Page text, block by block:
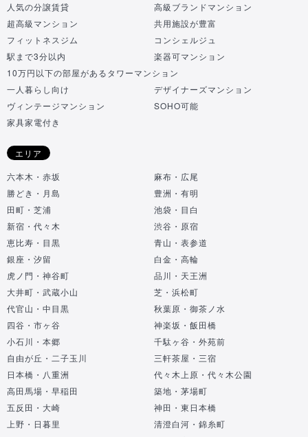
人気の分譲賃貸
高級ブランドマンション
超高級マンション
共用施設が豊富
フィットネスジム
コンシェルジュ
駅まで3分以内
楽器可マンション
10万円以下の部屋があるタワーマンション
一人暮らし向け
デザイナーズマンション
ヴィンテージマンション
SOHO可能
家具家電付き
エリア
六本木・赤坂
麻布・広尾
勝どき・月島
豊洲・有明
田町・芝浦
池袋・目白
新宿・代々木
渋谷・原宿
恵比寿・目黒
青山・表参道
銀座・汐留
白金・高輪
虎ノ門・神谷町
品川・天王洲
大井町・武蔵小山
芝・浜松町
代官山・中目黒
秋葉原・御茶ノ水
四谷・市ヶ谷
神楽坂・飯田橋
小石川・本郷
千駄ヶ谷・外苑前
自由が丘・二子玉川
三軒茶屋・三宿
日本橋・八重洲
代々木上原・代々木公園
高田馬場・早稲田
築地・茅場町
五反田・大崎
神田・東日本橋
上野・日暮里
清澄白河・錦糸町